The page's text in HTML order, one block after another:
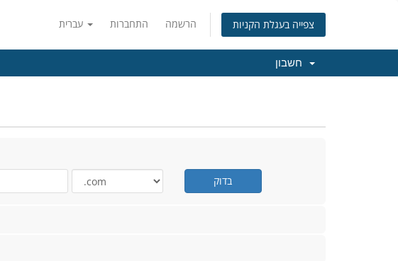
התחברות הרשמה צפייה בעגלת הקניות
בדוק